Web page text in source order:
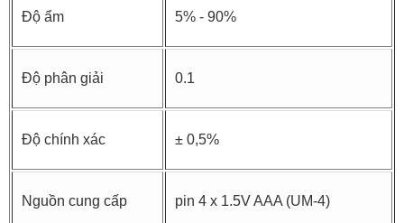
Độ ẩm 5% - 90%
Độ phân giải 0.1
Độ chính xác ± 0,5%
Nguồn cung cấp pin 4 x 1.5V AAA (UM-4)